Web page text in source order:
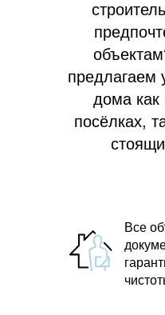
предлагаем
дома как
посёлках,
Все